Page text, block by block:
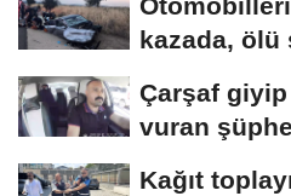
kazada, ölü
Çarşaf
vuran
Kağıt